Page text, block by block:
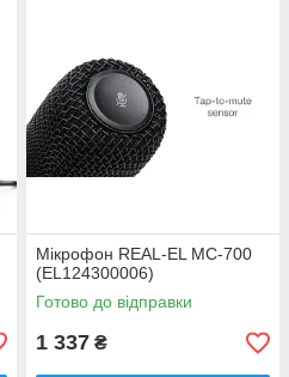
Мікрофон REAL-EL MC-700
(EL124300006)
Готово до відправки
1 337 ₴